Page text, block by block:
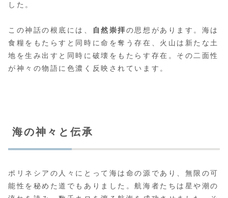
した。
この神話の根底には、 自然崇拝の思想があります。海は
食糧をもたらすと同時に命を奪う存在、火山は新たな土
地を生み出すと同時に破壊をもたらす存在。その二面性
が神々の物語に色濃く反映されています。
海の神々と伝承
ポリネシアの人々にとって海は命の源であり、無限の可
能性を秘めた道でもありました。航海者たちは星や潮の